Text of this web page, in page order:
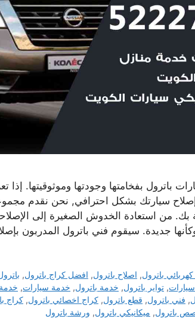
باترول بفخامتها وجودتها وموثوقيتها.
سيارتك بشكل احترافي, نحن نقدم
بك. من استعادة الخدوش الصغيرة إلى
جديدة. سيقوم فني باترول المدربون
باترول, اصلاح باترول, افضل كراج باترول,
, تواير باترول, خدمة باترول, خدمة سيارات,
, فني باترول, قطع باترول, كراج اخصائي باترول, كراج
باترول, ميكانيكي باترول, ورشة باترول